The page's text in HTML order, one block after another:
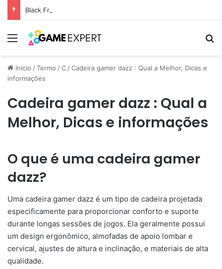
Black Friday: descontos incríveis em eletrônicos
Menu
Início /Termo /C /Cadeira gamer dazz : Qual a Melhor, Dicas e
informações
Cadeira gamer dazz : Qual a
Melhor, Dicas e informações
O que é uma cadeira gamer
dazz?
Uma cadeira gamer dazz é um tipo de cadeira projetada
especificamente para proporcionar conforto e suporte
durante longas sessões de jogos. Ela geralmente possui
um design ergonômico, almofadas de apoio lombar e
cervical, ajustes de altura e inclinação, e materiais de alta
qualidade.